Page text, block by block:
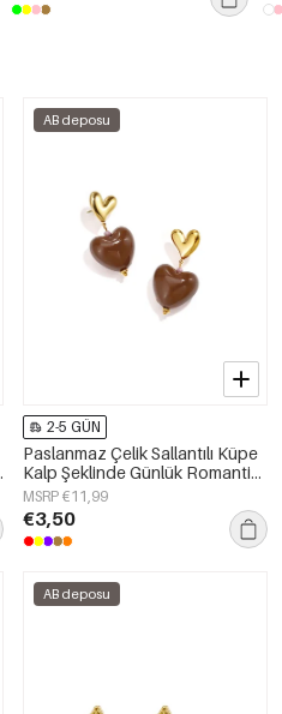
AB deposu
2-5 GÜN
Paslanmaz Çelik Sallantılı Küpe
Kalp Şeklinde Günlük Romantik
Seri Kadın Takıları
MSRP €11,99
€3,50
AB deposu